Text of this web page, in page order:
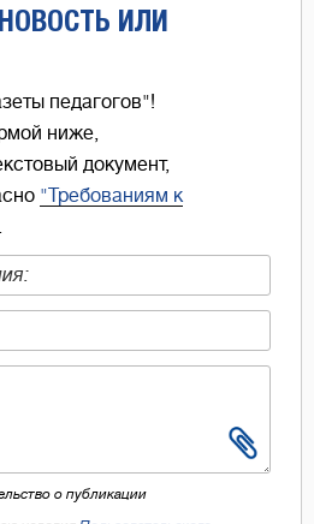
ИЛИ
педагогов"!
ниже,
документ,
"Требованиям к
о публикации